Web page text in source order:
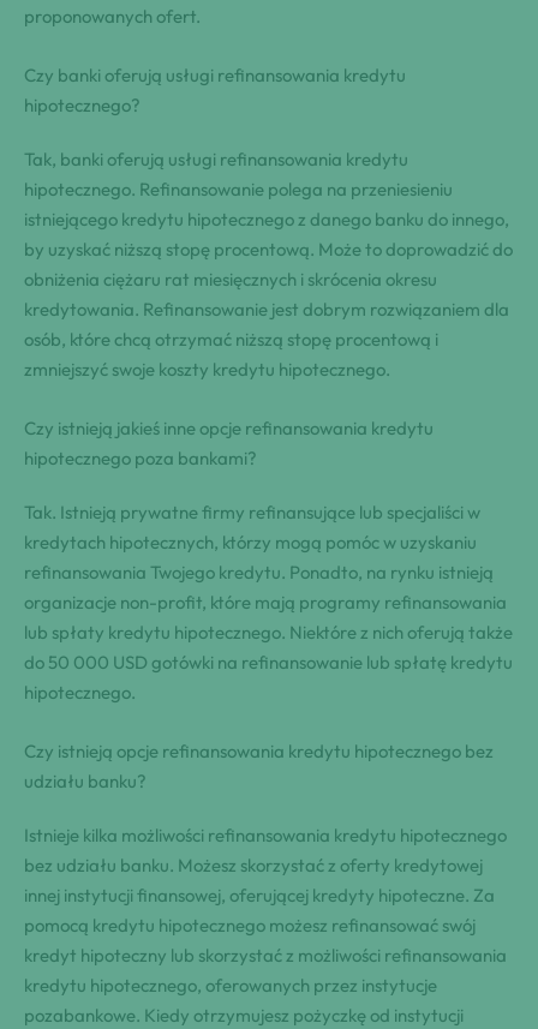
proponowanych ofert.
Czy banki oferują usługi refinansowania kredytu
hipotecznego?
Tak, banki oferują usługi refinansowania kredytu
hipotecznego. Refinansowanie polega na przeniesieniu
istniejącego kredytu hipotecznego z danego banku do innego,
by uzyskać niższą stopę procentową. Może to doprowadzić do
obniżenia ciężaru rat miesięcznych i skrócenia okresu
kredytowania. Refinansowanie jest dobrym rozwiązaniem dla
osób, które chcą otrzymać niższą stopę procentową i
zmniejszyć swoje koszty kredytu hipotecznego.
Czy istnieją jakieś inne opcje refinansowania kredytu
hipotecznego poza bankami?
Tak. Istnieją prywatne firmy refinansujące lub specjaliści w
kredytach hipotecznych, którzy mogą pomóc w uzyskaniu
refinansowania Twojego kredytu. Ponadto, na rynku istnieją
organizacje non-profit, które mają programy refinansowania
lub spłaty kredytu hipotecznego. Niektóre z nich oferują także
do 50 000 USD gotówki na refinansowanie lub spłatę kredytu
hipotecznego.
Czy istnieją opcje refinansowania kredytu hipotecznego bez
udziału banku?
Istnieje kilka możliwości refinansowania kredytu hipotecznego
bez udziału banku. Możesz skorzystać z oferty kredytowej
innej instytucji finansowej, oferującej kredyty hipoteczne. Za
pomocą kredytu hipotecznego możesz refinansować swój
kredyt hipoteczny lub skorzystać z możliwości refinansowania
kredytu hipotecznego, oferowanych przez instytucje
pozabankowe. Kiedy otrzymujesz pożyczkę od instytucji